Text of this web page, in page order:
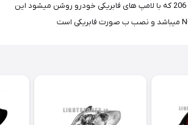
چراغ خطر برفی خودروی 206 که با لامپ های فابریکی خودرو روشن میشود این